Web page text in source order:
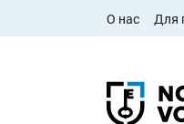
О нас Для